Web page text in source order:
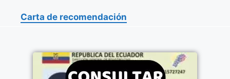
Carta de recomendación